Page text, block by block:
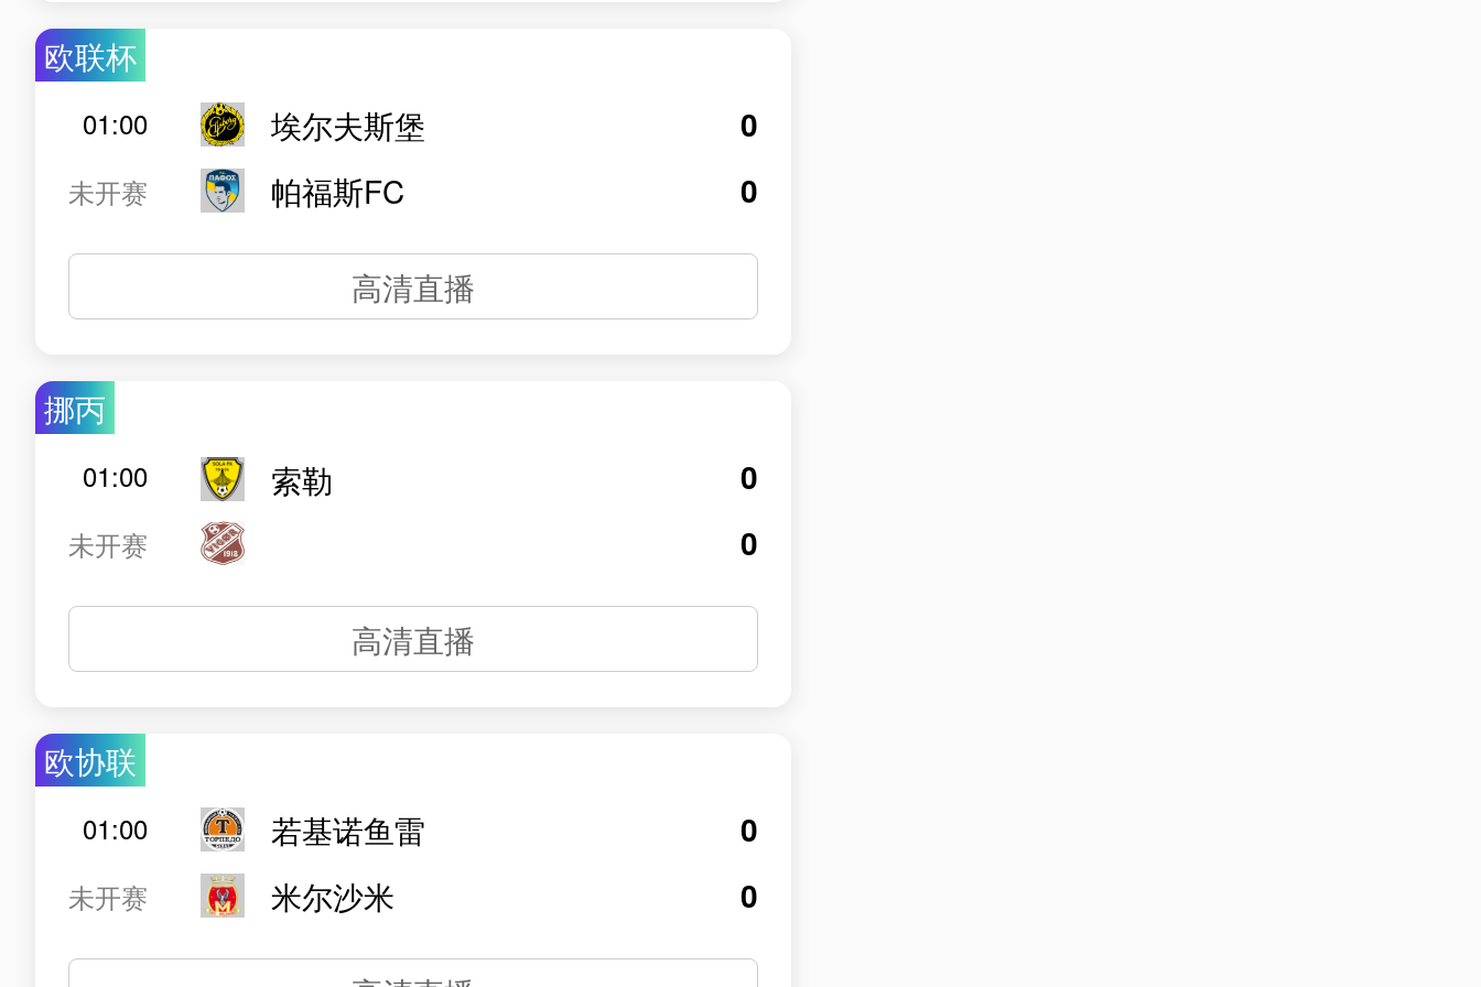
欧联杯
01:00
未开赛
埃尔夫斯堡
帕福斯FC
0
0
高清直播
挪丙
01:00
未开赛
索勒
0
0
高清直播
欧协联
01:00
未开赛
若基诺鱼雷
米尔沙米
0
0